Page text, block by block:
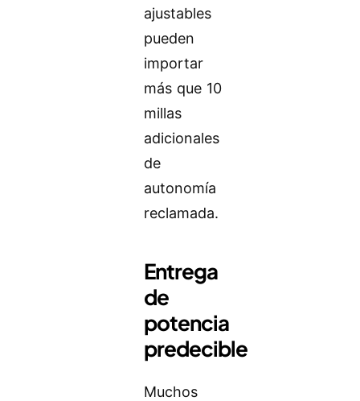
ajustables
pueden
importar
más que 10
millas
adicionales
de
autonomía
reclamada.
Entrega
de
potencia
predecible
Muchos